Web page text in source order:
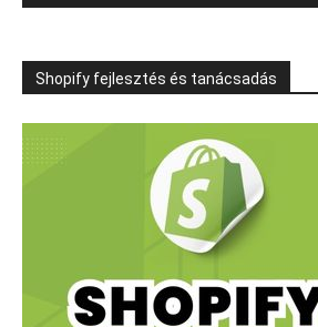
Shopify fejlesztés és tanácsadás